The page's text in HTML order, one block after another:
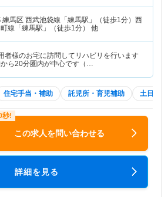
練馬区 西武池袋線「練馬駅」（徒歩1分）西
線「練馬駅」（徒歩1分） 他
者様のお宅に訪問してリハビリを行います
ら20分圏内が中心です（…
住宅手当・補助 託児所・育児補助 土日祝休
この求人を問い合わせる
詳細を見る